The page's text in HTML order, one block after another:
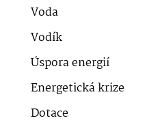
Voda
Vodík
Úspora energií
Energetická krize
Dotace